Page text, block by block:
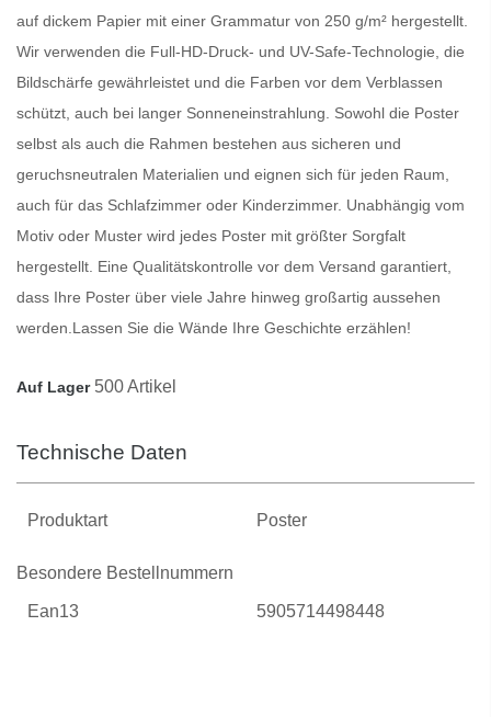
auf dickem Papier mit einer Grammatur von 250 g/m² hergestellt.
Wir verwenden die Full-HD-Druck- und UV-Safe-Technologie, die
Bildschärfe gewährleistet und die Farben vor dem Verblassen
schützt, auch bei langer Sonneneinstrahlung. Sowohl die Poster
selbst als auch die Rahmen bestehen aus sicheren und
geruchsneutralen Materialien und eignen sich für jeden Raum,
auch für das Schlafzimmer oder Kinderzimmer. Unabhängig vom
Motiv oder Muster wird jedes Poster mit größter Sorgfalt
hergestellt. Eine Qualitätskontrolle vor dem Versand garantiert,
dass Ihre Poster über viele Jahre hinweg großartig aussehen
werden. Lassen Sie die Wände Ihre Geschichte erzählen!
Auf Lager 500 Artikel
Technische Daten
Produktart Poster
Besondere Bestellnummern
Ean13 5905714498448